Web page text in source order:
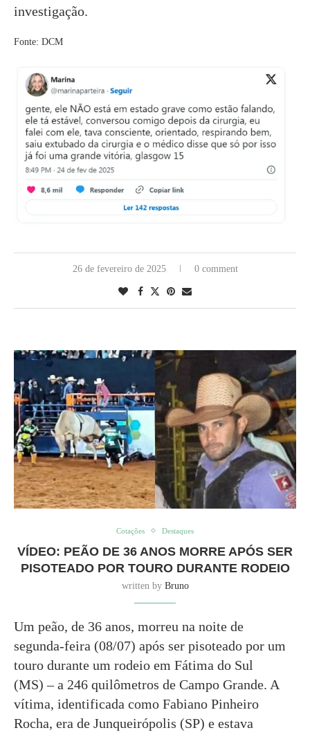
investigação.
Fonte: DCM
26 de fevereiro de 2025 0 comment
Cotações Destaques
VÍDEO: PEÃO DE 36 ANOS MORRE APÓS SER
PISOTEADO POR TOURO DURANTE RODEIO
written by Bruno
Um peão, de 36 anos, morreu na noite de
segunda-feira (08/07) após ser pisoteado por um
touro durante um rodeio em Fátima do Sul
(MS) – a 246 quilômetros de Campo Grande. A
vítima, identificada como Fabiano Pinheiro
Rocha, era de Junqueirópolis (SP) e estava